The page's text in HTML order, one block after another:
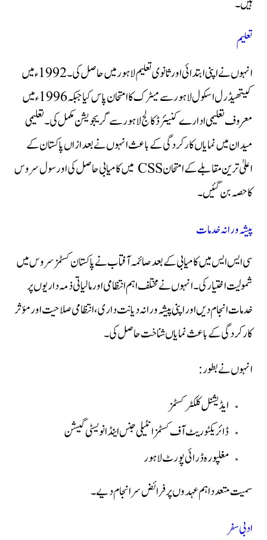
ہیں۔
تعلیم
انہوں نے اپنی ابتدائی اور ثانوی تعلیم لاہور میں حاصل کی۔ 1992ء میں
کیتھیڈرل اسکول لاہور سے میٹرک کا امتحان پاس کیا جبکہ 1996ء میں
معروف تعلیمی ادارے کنیئرڈ کالج لاہور سے گریجویشن مکمل کی۔ تعلیمی
میدان میں نمایاں کارکردگی کے باعث انہوں نے بعد ازاں پاکستان کے
اعلیٰ ترین مقابلے کے امتحان CSS میں کامیابی حاصل کی اور سول سروس
کا حصہ بن گئیں۔
پیشہ ورانہ خدمات
سی ایس ایس میں کامیابی کے بعد صائمہ آفتاب نے پاکستان کسٹمز سروس میں
شمولیت اختیار کی۔ انہوں نے مختلف اہم انتظامی اور مالیاتی ذمہ داریوں پر
خدمات انجام دیں اور اپنی پیشہ ورانہ دیانت داری، انتظامی صلاحیت اور مؤثر
کارکردگی کے باعث نمایاں شناخت حاصل کی۔
انہوں نے بطور:
ایڈیشنل کلکٹر کسٹمز
ڈائریکٹوریٹ آف کسٹمز انٹیلی جنس اینڈ انویسٹی گیشن
مغلپورہ ڈرائی پورٹ لاہور
سمیت متعدد اہم عہدوں پر فرائض سرانجام دیے۔
ادبی سفر